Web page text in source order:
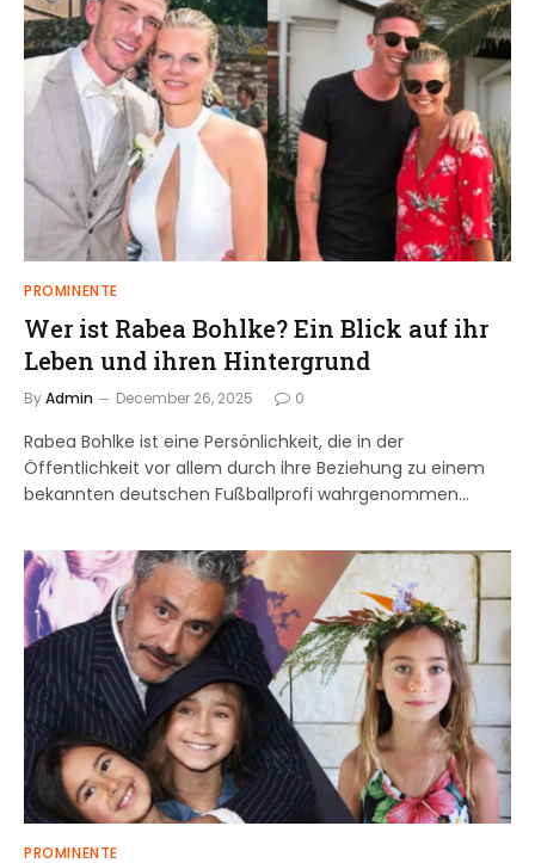
PROMINENTE
Wer ist Rabea Bohlke? Ein Blick auf ihr
Leben und ihren Hintergrund
ByAdmin December 26, 2025 0
Rabea Bohlke ist eine Persönlichkeit, die in der
Öffentlichkeit vor allem durch ihre Beziehung zu einem
bekannten deutschen Fußballprofi wahrgenommen…
PROMINENTE